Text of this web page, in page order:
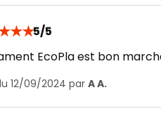
★★5/5
EcoPla est bon
12/09/2024 par A A.